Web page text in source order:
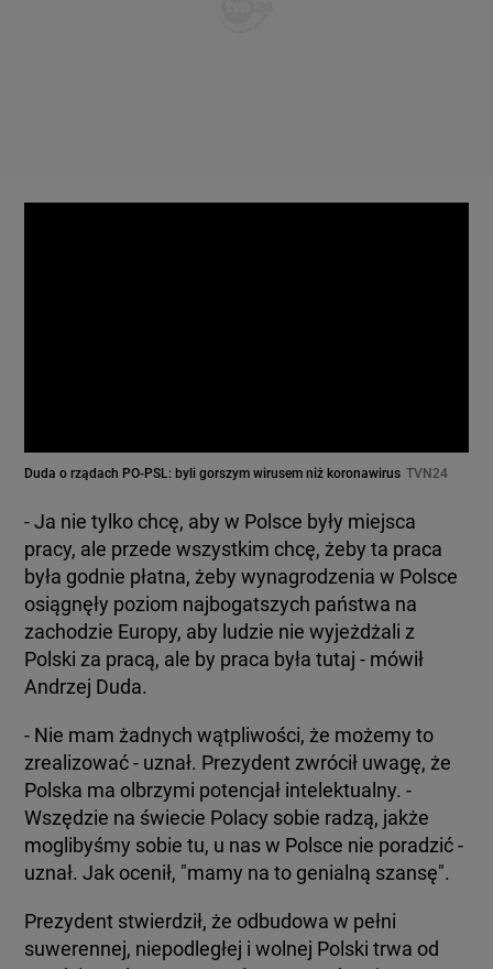
Duda o rządach PO-PSL: byli gorszym wirusem niż koronawirus TVN24
- Ja nie tylko chcę, aby w Polsce były miejsca
pracy, ale przede wszystkim chcę, żeby ta praca
była godnie płatna, żeby wynagrodzenia w Polsce
osiągnęły poziom najbogatszych państwa na
zachodzie Europy, aby ludzie nie wyjeżdżali z
Polski za pracą, ale by praca była tutaj - mówił
Andrzej Duda.
- Nie mam żadnych wątpliwości, że możemy to
zrealizować - uznał. Prezydent zwrócił uwagę, że
Polska ma olbrzymi potencjał intelektualny. -
Wszędzie na świecie Polacy sobie radzą, jakże
moglibyśmy sobie tu, u nas w Polsce nie poradzić -
uznał. Jak ocenił, "mamy na to genialną szansę".
Prezydent stwierdził, że odbudowa w pełni
suwerennej, niepodległej i wolnej Polski trwa od